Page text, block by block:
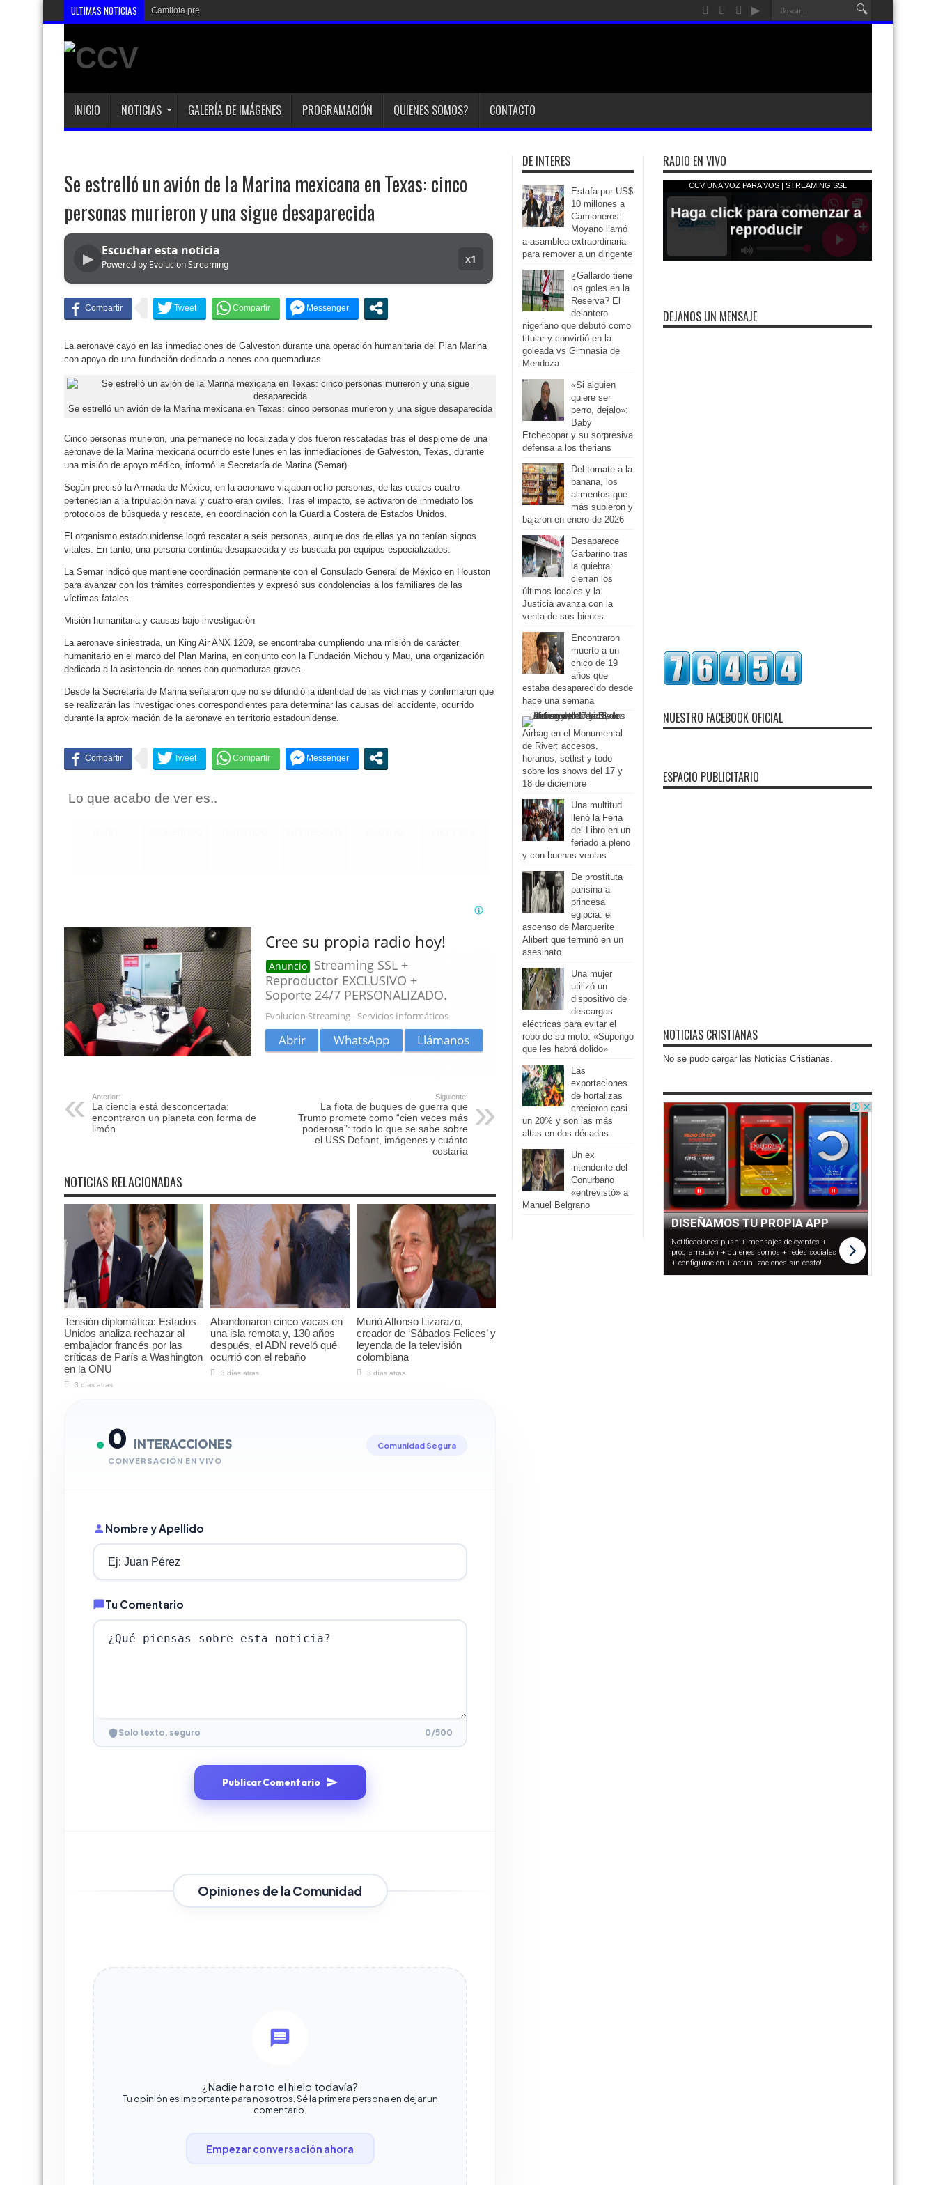
ULTIMAS NOTICIAS Camilota presentó a su nueva novia y co
INICIO NOTICIAS GALERÍA DE IMÁGENES PROGRAMACIÓN QUIENES SOMOS? CONTACTO
Se estrelló un avión de la Marina mexicana en Texas: cinco
personas murieron y una sigue desaparecida
▶
Escuchar esta noticia
Powered by Evolucion Streaming x1
La aeronave cayó en las inmediaciones de Galveston durante una operación humanitaria del Plan Marina
con apoyo de una fundación dedicada a nenes con quemaduras.
Se estrelló un avión de la Marina mexicana en Texas: cinco personas murieron y una sigue desaparecida
Cinco personas murieron, una permanece no localizada y dos fueron rescatadas tras el desplome de una
aeronave de la Marina mexicana ocurrido este lunes en las inmediaciones de Galveston, Texas, durante
una misión de apoyo médico, informó la Secretaría de Marina (Semar).
Según precisó la Armada de México, en la aeronave viajaban ocho personas, de las cuales cuatro
pertenecían a la tripulación naval y cuatro eran civiles. Tras el impacto, se activaron de inmediato los
protocolos de búsqueda y rescate, en coordinación con la Guardia Costera de Estados Unidos.
El organismo estadounidense logró rescatar a seis personas, aunque dos de ellas ya no tenían signos
vitales. En tanto, una persona continúa desaparecida y es buscada por equipos especializados.
La Semar indicó que mantiene coordinación permanente con el Consulado General de México en Houston
para avanzar con los trámites correspondientes y expresó sus condolencias a los familiares de las
víctimas fatales.
Misión humanitaria y causas bajo investigación
La aeronave siniestrada, un King Air ANX 1209, se encontraba cumpliendo una misión de carácter
humanitario en el marco del Plan Marina, en conjunto con la Fundación Michou y Mau, una organización
dedicada a la asistencia de nenes con quemaduras graves.
Desde la Secretaría de Marina señalaron que no se difundió la identidad de las víctimas y confirmaron que
se realizarán las investigaciones correspondientes para determinar las causas del accidente, ocurrido
durante la aproximación de la aeronave en territorio estadounidense.
Lo que acabo de ver es..
Anterior:
La ciencia está desconcertada:
encontraron un planeta con forma de
limón
Siguiente:
La flota de buques de guerra que
Trump promete como “cien veces más
poderosa”: todo lo que se sabe sobre
el USS Defiant, imágenes y cuánto
costaría
NOTICIAS RELACIONADAS
Tensión diplomática: Estados
Unidos analiza rechazar al
embajador francés por las
críticas de París a Washington
en la ONU
3 días atras
Abandonaron cinco vacas en
una isla remota y, 130 años
después, el ADN reveló qué
ocurrió con el rebaño
3 días atras
Murió Alfonso Lizarazo,
creador de ‘Sábados Felices’ y
leyenda de la televisión
colombiana
3 días atras
0 INTERACCIONES
CONVERSACIÓN EN VIVO
Comunidad Segura
Nombre y Apellido
Tu Comentario
Solo texto, seguro 0/500
Publicar Comentario
Opiniones de la Comunidad
¿Nadie ha roto el hielo todavía?
Tu opinión es importante para nosotros. Sé la primera persona en dejar un
comentario.
Empezar conversación ahora
DE INTERES
Estafa por US$
10 millones a
Camioneros:
Moyano llamó
a asamblea extraordinaria
para remover a un dirigente
¿Gallardo tiene
los goles en la
Reserva? El
delantero
nigeriano que debutó como
titular y convirtió en la
goleada vs Gimnasia de
Mendoza
«Si alguien
quiere ser
perro, dejalo»:
Baby
Etchecopar y su sorpresiva
defensa a los therians
Del tomate a la
banana, los
alimentos que
más subieron y
bajaron en enero de 2026
Desaparece
Garbarino tras
la quiebra:
cierran los
últimos locales y la
Justicia avanza con la
venta de sus bienes
Encontraron
muerto a un
chico de 19
años que
estaba desaparecido desde
hace una semana
Airbag en el Monumental
de River: accesos,
horarios, setlist y todo
sobre los shows del 17 y
18 de diciembre
Una multitud
llenó la Feria
del Libro en un
feriado a pleno
y con buenas ventas
De prostituta
parisina a
princesa
egipcia: el
ascenso de Marguerite
Alibert que terminó en un
asesinato
Una mujer
utilizó un
dispositivo de
descargas
eléctricas para evitar el
robo de su moto: «Supongo
que les habrá dolido»
Las
exportaciones
de hortalizas
crecieron casi
un 20% y son las más
altas en dos décadas
Un ex
intendente del
Conurbano
«entrevistó» a
Manuel Belgrano
RADIO EN VIVO
DEJANOS UN MENSAJE
NUESTRO FACEBOOK OFICIAL
ESPACIO PUBLICITARIO
NOTICIAS CRISTIANAS
No se pudo cargar las Noticias Cristianas.